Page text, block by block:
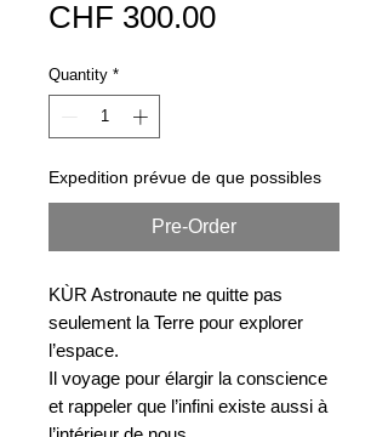
CHF 300.00Price
Quantity *
Expedition prévue de que possibles
Pre-Order
KÙR Astronaute ne quitte pas
seulement la Terre pour explorer
l’espace.
Il voyage pour élargir la conscience
et rappeler que l’infini existe aussi à